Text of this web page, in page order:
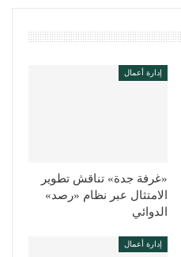
إدارة أعمال
«غرفة جدة» تناقش تطوير
الامتثال عبر نظام «رصد»
الدوائي
إدارة أعمال